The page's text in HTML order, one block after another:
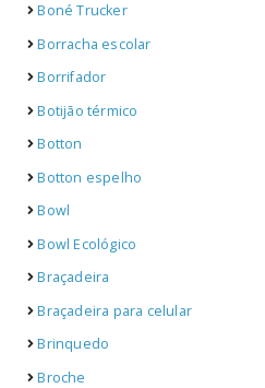
Boné Trucker
Borracha escolar
Borrifador
Botijão térmico
Botton
Botton espelho
Bowl
Bowl Ecológico
Braçadeira
Braçadeira para celular
Brinquedo
Broche